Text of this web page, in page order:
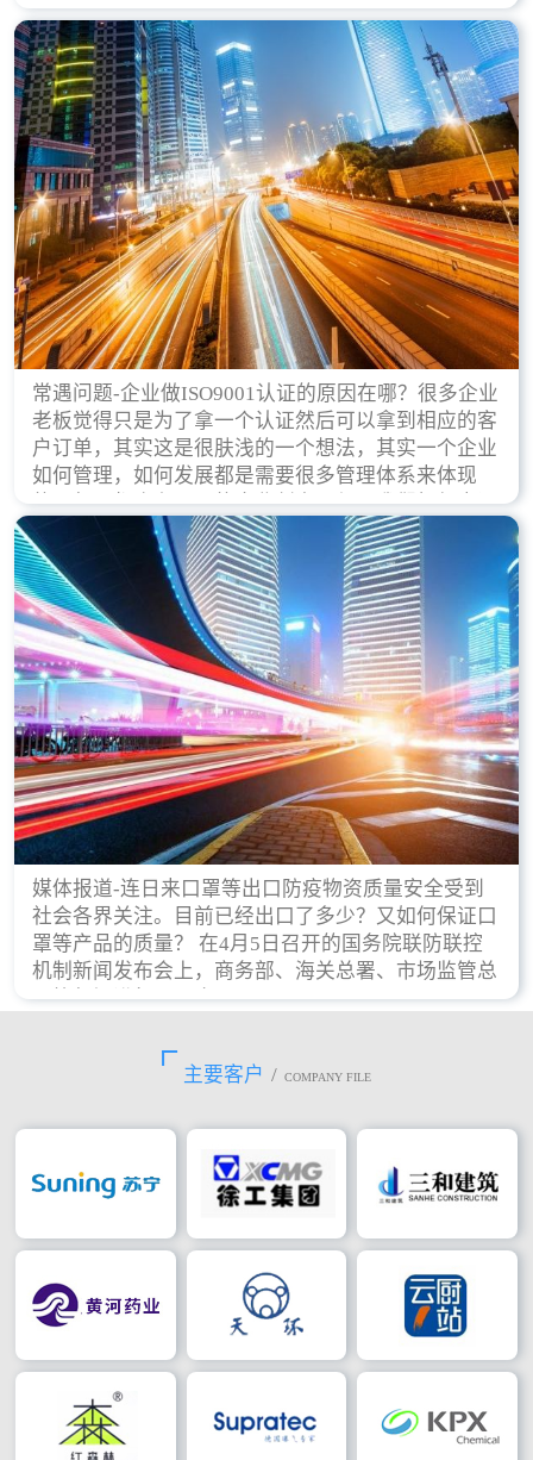
权、执法打假等各项监管职能提供技术支撑和可靠依
据。
常遇问题-企业做ISO9001认证的原因在哪？很多企业
老板觉得只是为了拿一个认证然后可以拿到相应的客
户订单，其实这是很肤浅的一个想法，其实一个企业
如何管理，如何发展都是需要很多管理体系来体现
的，每天都会有不同的企业创立，但是我们如何去证
实一个企业的合法，有质量保证了？这就是ISO9001
认证体现价值的时候，那么键锋小编就来细说下企业
做ISO9001认证的根本原因。
媒体报道-连日来口罩等出口防疫物资质量安全受到
社会各界关注。目前已经出口了多少？又如何保证口
罩等产品的质量？ 在4月5日召开的国务院联防联控
机制新闻发布会上，商务部、海关总署、市场监管总
局等部门进行了回应。
主要客户 / COMPANY FILE